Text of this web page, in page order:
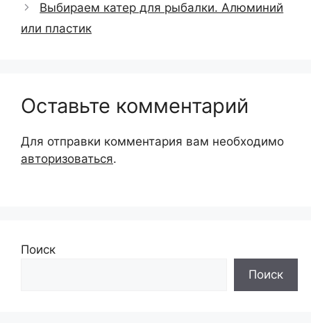
Выбираем катер для рыбалки. Алюминий
или пластик
Оставьте комментарий
Для отправки комментария вам необходимо
авторизоваться.
Поиск
Поиск